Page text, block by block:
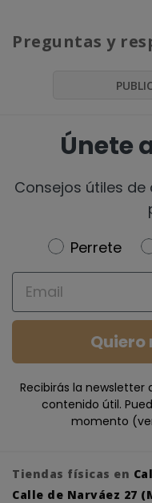
Preguntas y
Únete
Consejos útiles
Newsletter
Perrete
Email
Recibirás la
contenido útil.
momento
Tiendas físicas en
Calle de Narváez 27